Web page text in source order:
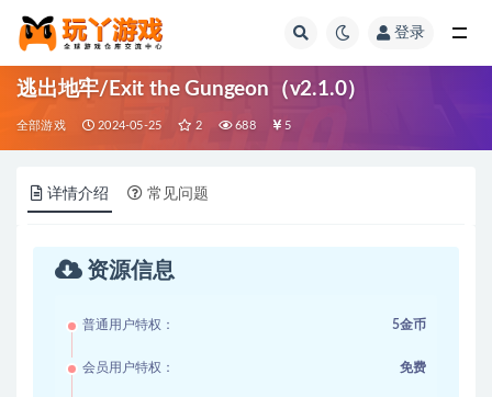
登录
逃出地牢/Exit the Gungeon（v2.1.0）
全部游戏 2024-05-25 2 688 5
详情介绍 常见问题
资源信息
普通用户特权： 5金币
会员用户特权： 免费